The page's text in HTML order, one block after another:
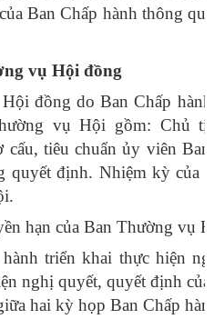
Ban Chấp hành thông
vụ Hội đồng
đồng do Ban Chấp
vụ Hội gồm: Chủ
cấu, tiêu chuẩnủy viên
quyết định. Nhiệm kỳ của
hạn của Ban Thường vụ
triển khai thực hiện
nghị quyết, quyết định
hai kỳ họp Ban Chấp